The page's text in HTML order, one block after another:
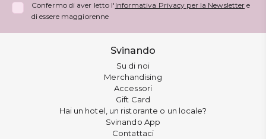
Confermo di aver letto l' Informativa Privacy per la Newsletter e
di essere maggiorenne
Svinando
Su di noi
Merchandising
Accessori
Gift Card
Hai un hotel, un ristorante o un locale?
Svinando App
Contattaci